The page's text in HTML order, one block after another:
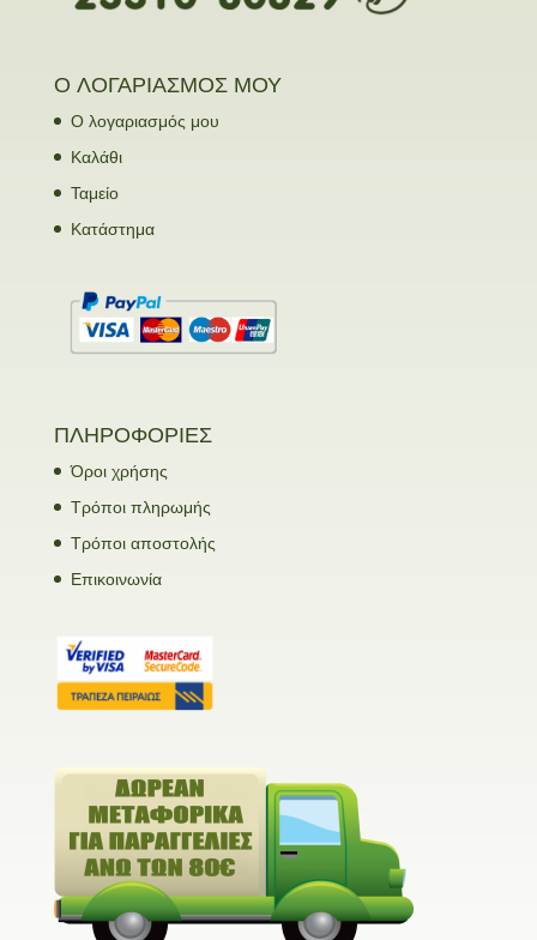
Ο ΛΟΓΑΡΙΑΣΜΟΣ ΜΟΥ
Ο λογαριασμός μου
Καλάθι
Ταμείο
Κατάστημα
ΠΛΗΡΟΦΟΡΙΕΣ
Όροι χρήσης
Τρόποι πληρωμής
Τρόποι αποστολής
Επικοινωνία